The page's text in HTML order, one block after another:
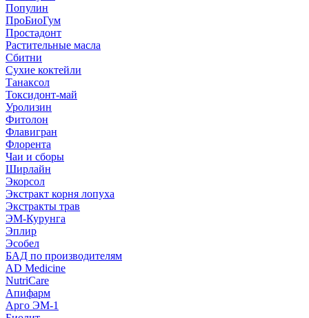
Популин
ПроБиоГум
Простадонт
Растительные масла
Сбитни
Сухие коктейли
Танаксол
Токсидонт-май
Уролизин
Фитолон
Флавигран
Флорента
Чаи и сборы
Ширлайн
Экорсол
Экстракт корня лопуха
Экстракты трав
ЭМ-Курунга
Эплир
Эсобел
БАД по производителям
AD Medicine
NutriCare
Апифарм
Арго ЭМ-1